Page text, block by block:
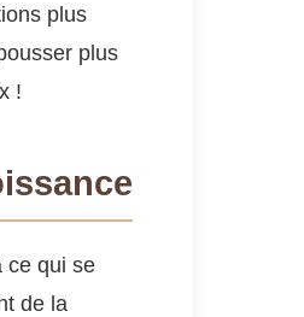
plus
plus
!
ce qui se
de la